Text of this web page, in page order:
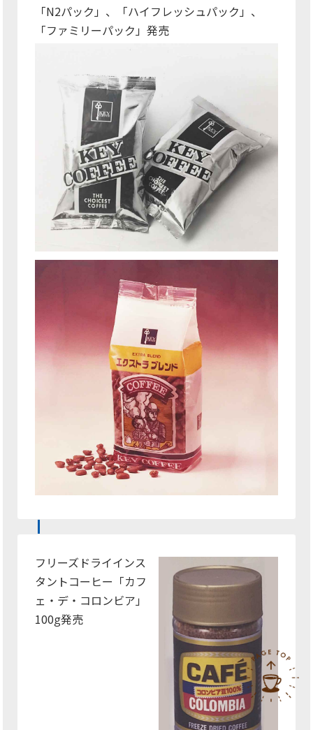
「N2パック」、「ハイフレッシュパック」、
「ファミリーパック」発売
フリーズドライインス
タントコーヒー「カフ
ェ・デ・コロンビア」
100g発売